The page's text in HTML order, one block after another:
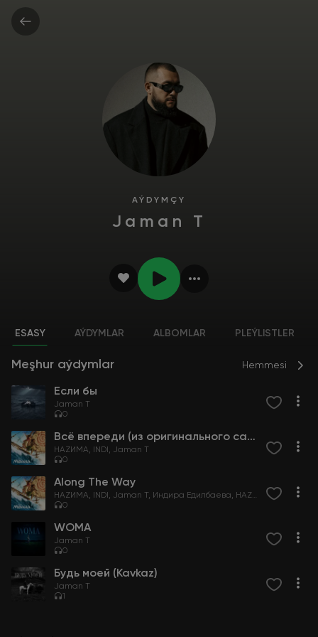
AÝDYMÇY
Jaman T
ESASY AÝDYMLAR ALBOMLAR PLEÝLISTLER
Meşhur aýdymlar Hemmesi
Если бы
Jaman T
0
Всё впереди (из оригинального саундтрека "Моана")
НАZИМА INDI
Jaman T
0
Along The Way
НАZИМА INDI Jaman T Индира Едилбаева
НАZИМА
0
WOMA
Jaman T
0
Будь моей (Kavkaz)
Jaman T
1